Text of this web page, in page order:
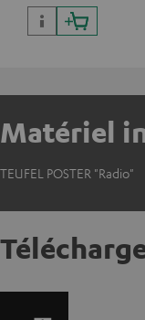
Matériel
TEUFEL POSTER "Radio"